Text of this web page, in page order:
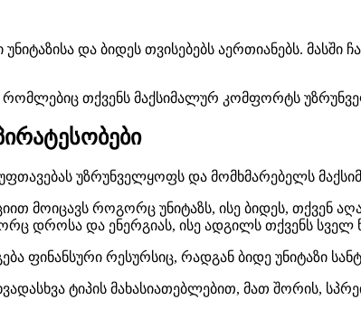
და ბიდეს თვისებებს აერთიანებს. მასში
რომლებიც თქვენს მაქსიმალურ კომფორტს
უზრუნველყოფს და მომხმარებელს
მოიცავს როგორც უნიტაზს, ისე ბიდეს, თქვენ
დროსა და ენერგიას, ისე ადგილს თქვენს სველ
ფინანსური რესურსიც, რადგან ბიდე უნიტაზი
ტიპის მახასიათებლებით, მათ შორის,